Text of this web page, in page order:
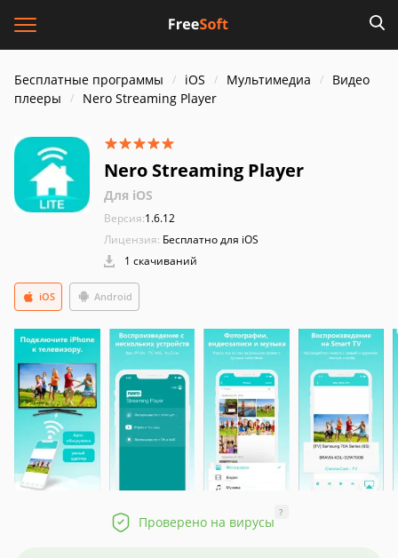
Бесплатные программы iOS Мультимедиа
Видео
плееры
Nero Streaming Player
Nero Streaming Player
Для iOS
Версия:1.6.12
Лицензия: Бесплатно для iOS
1 скачиваний
Android
iOS
Проверено на вирусы
?